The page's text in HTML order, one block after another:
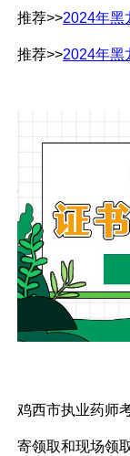
推荐>>2024年黑
推荐>>2024年黑
鸡西市执业药师
寄领取和现场领